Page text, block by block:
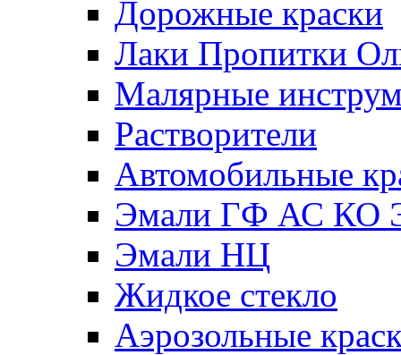
Дорожные краски
Лаки Пропитки
Малярные
Растворители
Автомобильные
Эмали ГФ АС КО
Эмали НЦ
Жидкое стекло
Аэрозольные